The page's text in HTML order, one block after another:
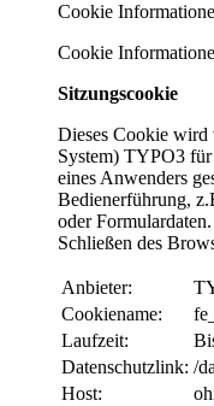
Cookie
Cookie
Sitzungscookie
Dieses Cookie wird
System) TYPO3
eines Anwenders
Bedienerführung,
oder
Schließen des
Anbieter:
Cookiename:
Laufzeit:
Datenschutzlink: /
Host: